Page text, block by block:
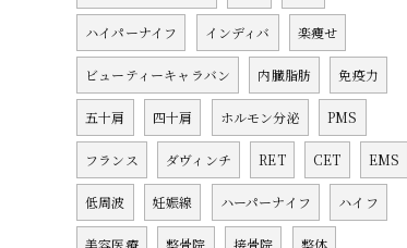
ハイパーナイフ インディバ 楽痩せ
ビューティーキャラバン 内臓脂肪 免疫力
五十肩 四十肩 ホルモン分泌 PMS
フランス ダヴィンチ RET CET EMS
低周波 妊娠線 ハーパーナイフ ハイフ
美容医療 整骨院 接骨院 整体